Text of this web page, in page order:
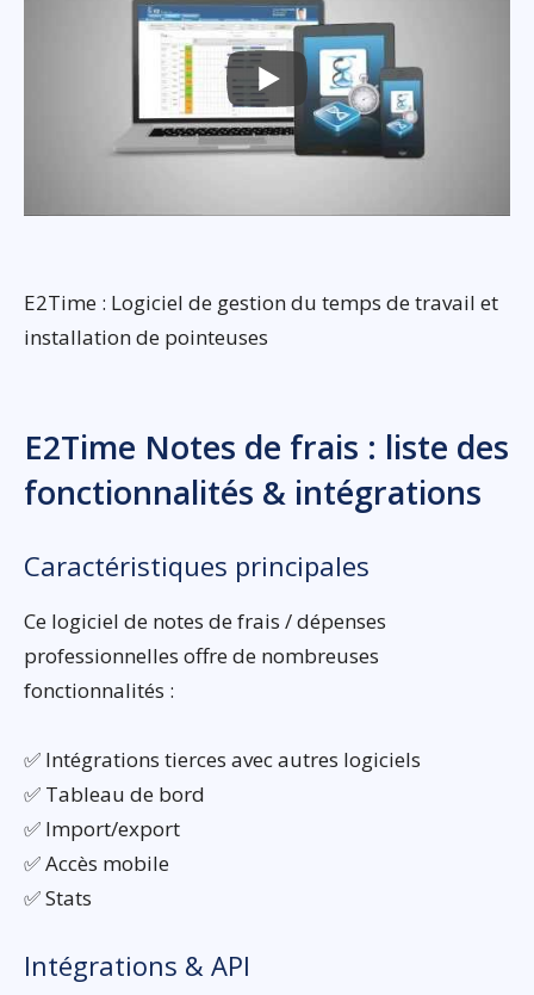
E2Time : Logiciel de gestion du temps de travail et
installation de pointeuses
E2Time Notes de frais : liste des
fonctionnalités & intégrations
Caractéristiques principales
Ce logiciel de notes de frais / dépenses
professionnelles offre de nombreuses
fonctionnalités :
✅ Intégrations tierces avec autres logiciels
✅ Tableau de bord
✅ Import/export
✅ Accès mobile
✅ Stats
Intégrations & API